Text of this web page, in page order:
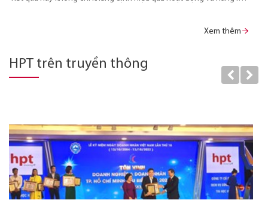
làm chủ công nghệ và phát triển các sản phẩm, dịch vụ, giải pháp
Xem thêm
HPT trên truyền thông